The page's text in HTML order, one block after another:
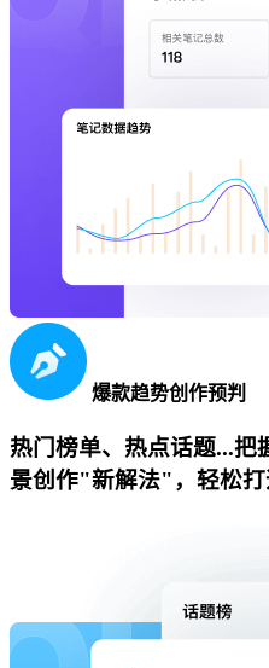
爆款趋势创作预判
热门榜单、热点话题...把
景创作"新解法"，轻松打